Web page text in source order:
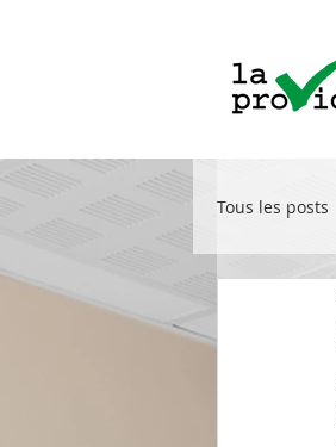
Tous les posts